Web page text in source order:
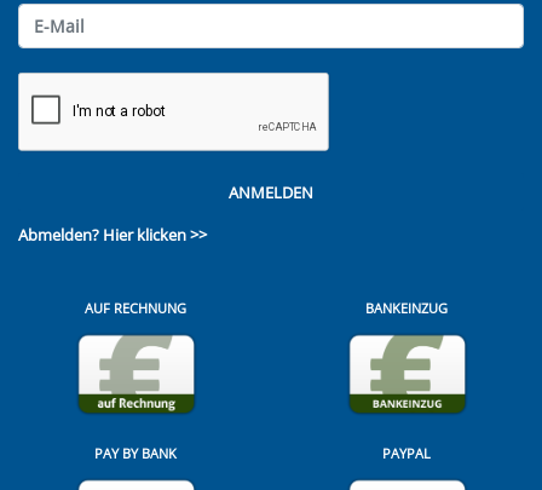
ANMELDEN
Abmelden? Hier klicken >>
AUF RECHNUNG BANKEINZUG
PAY BY BANK PAYPAL